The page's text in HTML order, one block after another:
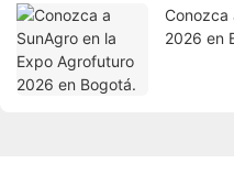
Conozca
2026 en